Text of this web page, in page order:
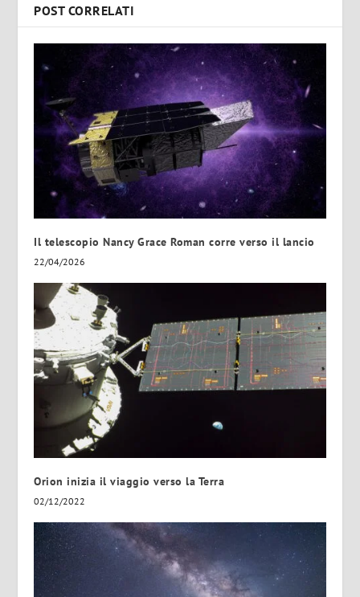
POST CORRELATI
Il telescopio Nancy Grace Roman corre verso il lancio
22/04/2026
Orion inizia il viaggio verso la Terra
02/12/2022